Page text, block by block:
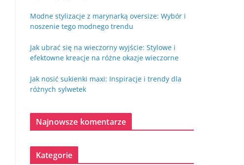
Modne stylizacje z marynarką oversize: Wybór i
noszenie tego modnego trendu
Jak ubrać się na wieczorny wyjście: Stylowe i
efektowne kreacje na różne okazje wieczorne
Jak nosić sukienki maxi: Inspiracje i trendy dla
różnych sylwetek
Najnowsze komentarze
Kategorie